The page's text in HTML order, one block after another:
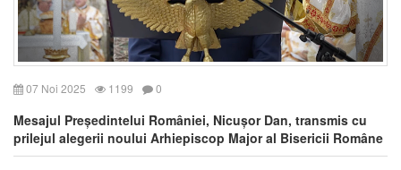
07 Noi 2025 1199 0
Mesajul Președintelui României, Nicușor Dan, transmis cu
prilejul alegerii noului Arhiepiscop Major al Bisericii Române
Unite cu Roma, Greco-Catolică, Preafericirea Sa Claudiu-